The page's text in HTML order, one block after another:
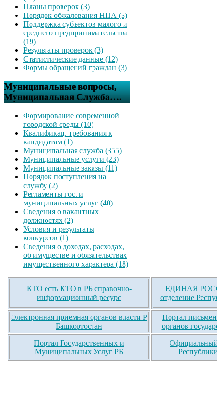
Планы проверок (3)
Порядок обжалования НПА (3)
Поддержка субъектов малого и
среднего предпринимательства
(19)
Результаты проверок (3)
Статистические данные (12)
Формы обращений граждан (3)
Муниципальные вопросы,
Муниципальная Служба….
Формирование современной
городской среды (10)
Квалификац. требования к
кандидатам (1)
Муниципальная служба (355)
Муниципальные услуги (23)
Муниципальные заказы (11)
Порядок поступления на
службу (2)
Регламенты гос. и
муниципальных услуг (40)
Сведения о вакантных
должностях (2)
Условия и результаты
конкурсов (1)
Сведения о доходах, расходах,
об имуществе и обязательствах
имущественного характера (18)
КТО есть КТО в РБ справочно-
информационный ресурс
ЕДИНАЯ
отделение
Электронная приемная органов власти Р
Башкортостан
Портал
органов
Портал Государственных и
Муниципальных Услуг РБ
Официальный